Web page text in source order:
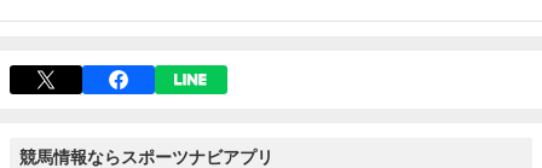
競馬情報ならスポーツナビアプリ